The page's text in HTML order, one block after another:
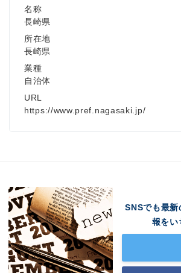
名称
長崎県
所在地
長崎県
業種
自治体
URL
https://www.pref.nagasaki.jp/
SNSでも最
報をい
English